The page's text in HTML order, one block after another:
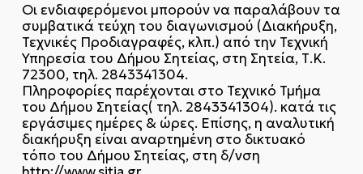
Οι ενδιαφερόμενοι μπορούν να παραλάβουν τα
συμβατικά τεύχη του διαγωνισμού (Διακήρυξη,
Τεχνικές Προδιαγραφές, κλπ.) από την Τεχνική
Υπηρεσία του Δήμου Σητείας, στη Σητεία, Τ.Κ.
72300, τηλ. 2843341304.
Πληροφορίες παρέχονται στο Τεχνικό Τμήμα
του Δήμου Σητείας( τηλ. 2843341304). κατά τις
εργάσιμες ημέρες & ώρες. Επίσης, η αναλυτική
διακήρυξη είναι αναρτημένη στο δικτυακό
τόπο του Δήμου Σητείας, στη δ/νση